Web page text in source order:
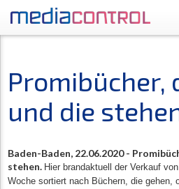
Promibücher,
und die
Baden-Baden, 22.06.2020 -
stehen. Hier brandaktuell der Verkauf
Woche sortiert nach Büchern, die gehen,